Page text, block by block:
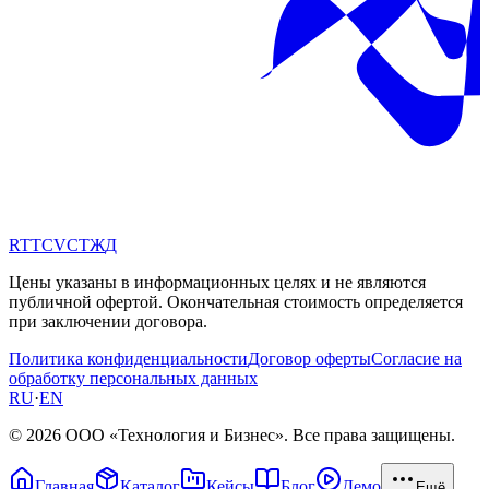
RTTCVCТЖД
Цены указаны в информационных целях и не являются
публичной офертой. Окончательная стоимость определяется
при заключении договора.
Политика конфиденциальностиДоговор офертыСогласие на
обработку персональных данных
RU·EN
© 2026 ООО «Технология и Бизнес». Все права защищены.